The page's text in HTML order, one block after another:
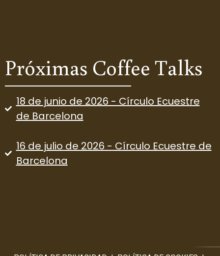
Próximas Coffee Talks
18 de junio de 2026 - Círculo Ecuestre
de Barcelona
16 de julio de 2026 - Círculo Ecuestre de
Barcelona